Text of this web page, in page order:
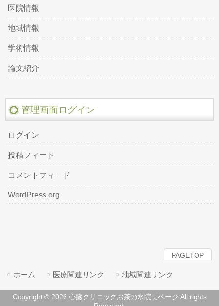
医院情報
地域情報
学術情報
論文紹介
管理画面ログイン
ログイン
投稿フィード
コメントフィード
WordPress.org
PAGETOP
ホーム 医療関連リンク 地域関連リンク
Copyright © 2026 心臓クリニックお茶の水院長ページ All rights